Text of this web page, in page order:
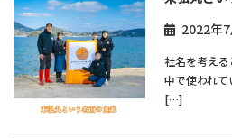
2022年
社名を考え
中で使われ
[…]